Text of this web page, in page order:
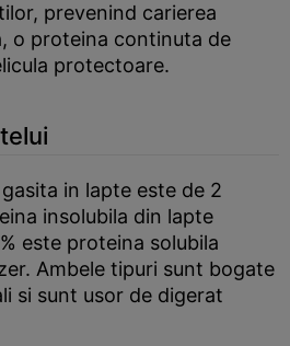
prevenind carierea
o proteina continuta de
protectoare.
in lapte este de 2
insolubila din lapte
este proteina solubila
Ambele tipuri sunt bogate
si sunt usor de digerat